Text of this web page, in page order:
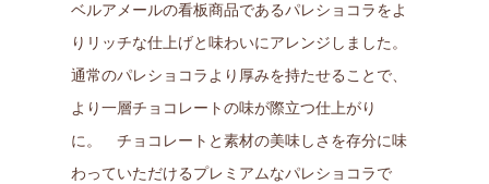
ベルアメールの看板商品であるパレショコラをよ
りリッチな仕上げと味わいにアレンジしました。
通常のパレショコラより厚みを持たせることで、
より一層チョコレートの味が際立つ仕上がり
に。 チョコレートと素材の美味しさを存分に味
わっていただけるプレミアムなパレショコラで